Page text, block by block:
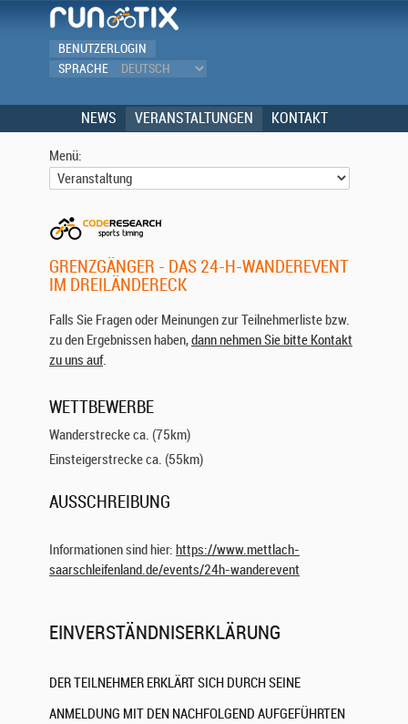
BENUTZERLOGIN
SPRACHE
NEWS VERANSTALTUNGEN KONTAKT
Menü:
GRENZGÄNGER - DAS 24-H-WANDEREVENT
IM DREILÄNDERECK
Falls Sie Fragen oder Meinungen zur Teilnehmerliste bzw.
zu den Ergebnissen haben,dann nehmen Sie bitte Kontakt
zu uns auf.
WETTBEWERBE
Wanderstrecke ca. (75km)
Einsteigerstrecke ca. (55km)
AUSSCHREIBUNG
Informationen sind hier: https://www.mettlach-
saarschleifenland.de/events/24h-wanderevent
EINVERSTÄNDNISERKLÄRUNG
DER TEILNEHMER ERKLÄRT SICH DURCH SEINE
ANMELDUNG MIT DEN NACHFOLGEND AUFGEFÜHRTEN